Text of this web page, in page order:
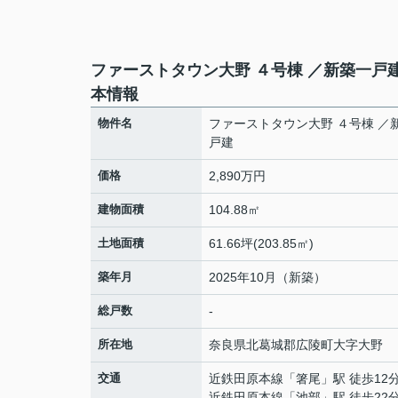
ファーストタウン大野 ４号棟 ／新築一戸
本情報
物件名
ファーストタウン大野 ４号棟 ／
戸建
価格 2,890万円
建物面積 104.88㎡
土地面積 61.66坪(203.85㎡)
築年月 2025年10月（新築）
総戸数 -
所在地 奈良県北葛城郡広陵町大字大野
交通 近鉄田原本線 「箸尾 」駅 徒歩12